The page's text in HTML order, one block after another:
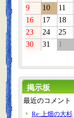
9
10 11
16
17 18
23
24 25
30
31 1
掲示板
最近のコメント
Re:上畑の大杉